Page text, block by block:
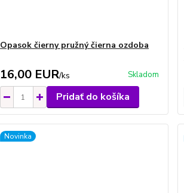
Opasok čierny pružný čierna ozdoba
16,00 EUR/ks Skladom
Pridať do košíka
Novinka